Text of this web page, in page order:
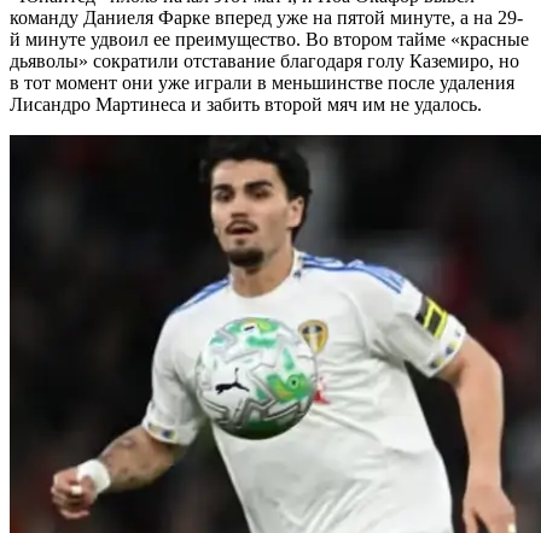
команду Даниеля Фарке вперед уже на пятой минуте, а на 29-
й минуте удвоил ее преимущество. Во втором тайме «красные
дьяволы» сократили отставание благодаря голу Каземиро, но
в тот момент они уже играли в меньшинстве после удаления
Лисандро Мартинеса и забить второй мяч им не удалось.